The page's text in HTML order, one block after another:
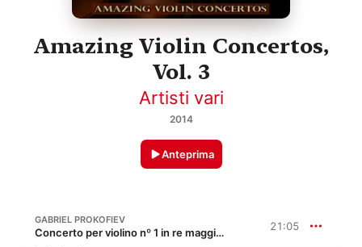
Amazing Violin Concertos,
Vol. 3
Artisti vari
2014
Anteprima
GABRIEL PROKOFIEV
Concerto per violino nº 1 in re maggiore, Op. 19 21:05